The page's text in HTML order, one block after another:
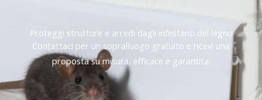
Proteggi strutture e arredi dagli infestanti del legno
Contattaci per un sopralluogo gratuito e ricevi una
proposta su misura, efficace e garantita.